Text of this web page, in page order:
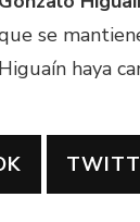
se
Higuaín haya